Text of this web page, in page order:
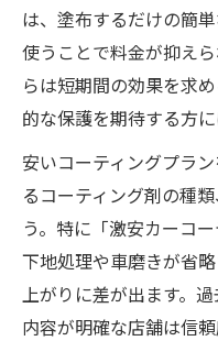
格安カーコー
は
安いカーコー
違い
車コーティン
ク法
格安カーコーティ
カーコーティ
基準
車コーティン
は、塗布するだけの簡
使うことで料金が抑え
らは短期間の効果を求
的な保護を期待する方
安いコーティングプラ
るコーティング剤の種
う。特に「激安カーコ
下地処理や車磨きが省
上がりに差が出ます。
内容が明確な店舗は信頼